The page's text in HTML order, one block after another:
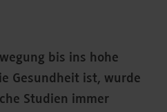
bis ins hohe
Gesundheit ist, wurde
Studien immer